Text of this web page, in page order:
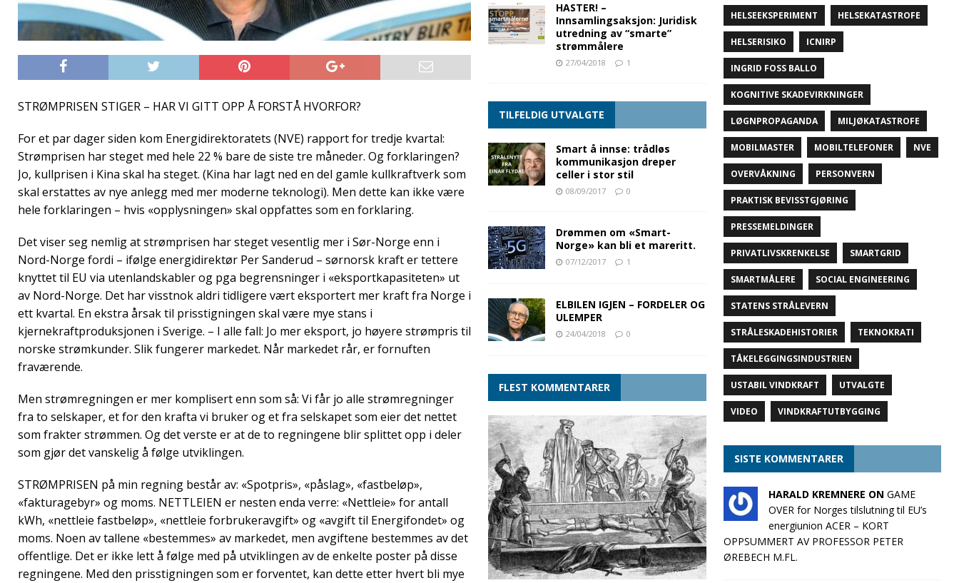
STRØMPRISEN STIGER – HAR VI GITT OPP Å FORSTÅ HVORFOR?
For et par dager siden kom Energidirektoratets (NVE) rapport for tredje kvartal:
Strømprisen har steget med hele 22 % bare de siste tre måneder. Og forklaringen?
Jo, kullprisen i Kina skal ha steget. (Kina har lagt ned en del gamle kullkraftverk som
skal erstattes av nye anlegg med mer moderne teknologi). Men dette kan ikke være
hele forklaringen – hvis «opplysningen» skal oppfattes som en forklaring.
Det viser seg nemlig at strømprisen har steget vesentlig mer i Sør-Norge enn i
Nord-Norge fordi – ifølge energidirektør Per Sanderud – sørnorsk kraft er tettere
knyttet til EU via utenlandskabler og pga begrensninger i «eksportkapasiteten» ut
av Nord-Norge. Det har visstnok aldri tidligere vært eksportert mer kraft fra Norge i
ett kvartal. En ekstra årsak til prisstigningen skal være mye stans i
kjernekraftproduksjonen i Sverige. – I alle fall: Jo mer eksport, jo høyere strømpris til
norske strømkunder. Slik fungerer markedet. Når markedet rår, er fornuften
fraværende.
Men strømregningen er mer komplisert enn som så: Vi får jo alle strømregninger
fra to selskaper, et for den krafta vi bruker og et fra selskapet som eier det nettet
som frakter strømmen. Og det verste er at de to regningene blir splittet opp i deler
som gjør det vanskelig å følge utviklingen.
STRØMPRISEN på min regning består av: «Spotpris», «påslag», «fastbeløp»,
«fakturagebyr» og moms. NETTLEIEN er nesten enda verre: «Nettleie» for antall
kWh, «nettleie fastbeløp», «nettleie forbrukeravgift» og «avgift til Energifondet» og
moms. Noen av tallene «bestemmes» av markedet, men avgiftene bestemmes av det
offentlige. Det er ikke lett å følge med på utviklingen av de enkelte poster på disse
regningene. Med den prisstigningen som er forventet, kan dette etter hvert bli mye
HASTER! –
Innsamlingsaksjon: Juridisk
utredning av “smarte”
strømmålere
27/04/2018 1
TILFELDIG UTVALGTE
Smart å innse: trådløs
kommunikasjon dreper
celler i stor stil
08/09/2017 0
Drømmen om «Smart-
Norge» kan bli et mareritt.
07/12/2017 1
ELBILEN IGJEN – FORDELER OG
ULEMPER
24/04/2018 0
FLEST KOMMENTARER
HELSEEKSPERIMENT HELSEKATASTROFE
HELSERISIKO ICNIRP
INGRID FOSS BALLO
KOGNITIVE SKADEVIRKNINGER
LØGNPROPAGANDA MILJØKATASTROFE
MOBILMASTER MOBILTELEFONER NVE
OVERVÅKNING PERSONVERN
PRAKTISK BEVISSTGJØRING
PRESSEMELDINGER
PRIVATLIVSKRENKELSE SMARTGRID
SMARTMÅLERE SOCIAL ENGINEERING
STATENS STRÅLEVERN
STRÅLESKADEHISTORIER TEKNOKRATI
TÅKELEGGINGSINDUSTRIEN
USTABIL VINDKRAFT UTVALGTE
VIDEO VINDKRAFTUTBYGGING
SISTE KOMMENTARER
HARALD KREMNERE ON GAME
OVER for Norges tilslutning til EU’s
energiunion ACER – KORT
OPPSUMMERT AV PROFESSOR PETER
ØREBECH M.FL.